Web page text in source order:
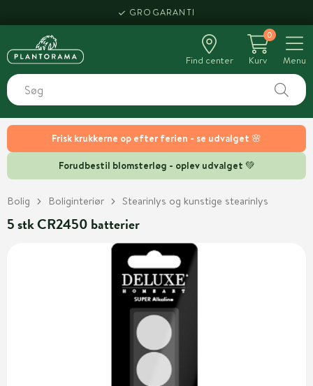
Frisk krukkerne op efter ferien - se udvalget 🌸
Forudbestil blomsterløg - oplev udvalget 💚
GROGARANTI
Find center
0
Kurv
Menu
Bolig Boliginteriør Stearinlys og kunstige stearinlys
5 stk CR2450 batterier